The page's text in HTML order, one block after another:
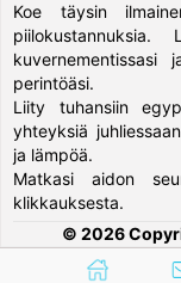
Koe täysin
kuvernementissasi
perintöäsi.
Liity tuhansiin
yhteyksiä
ja lämpöä.
Matkasi aidon
klikkauksesta.
© 2026